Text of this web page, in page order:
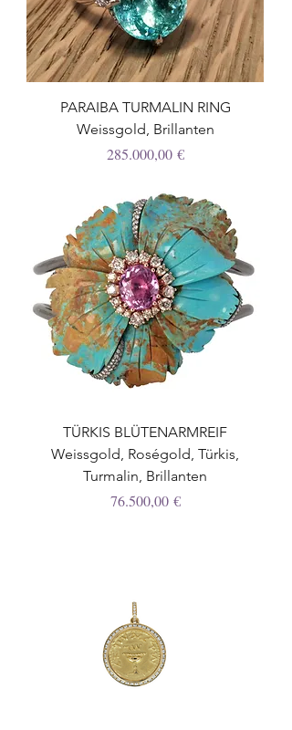
PARAIBA TURMALIN RING
Weissgold, Brillanten
Preis
285.000,00 €
TÜRKIS BLÜTENARMREIF
Weissgold, Roségold, Türkis,
Turmalin, Brillanten
Preis
76.500,00 €